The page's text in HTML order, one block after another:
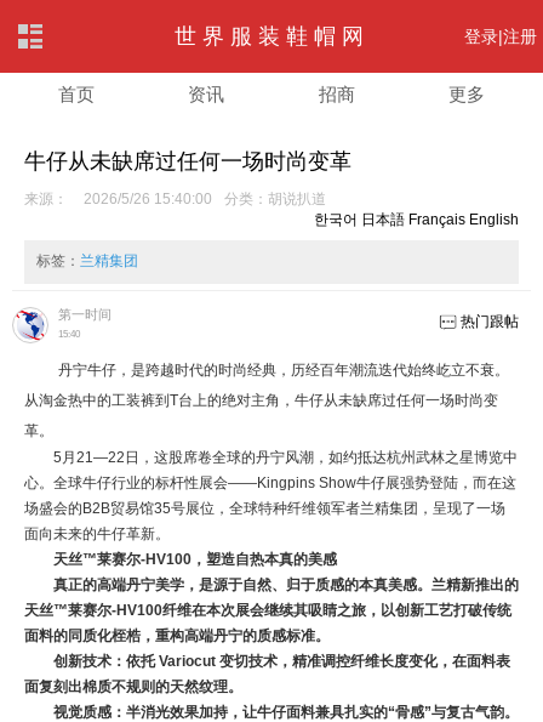
世界服装鞋帽网 登录|注册
首页 资讯 招商 更多
牛仔从未缺席过任何一场时尚变革
来源： 2026/5/26 15:40:00 分类： 胡说扒道
한국어 日本語 Français English
标签： 兰精集团
第一时间
15:40
热门跟帖
丹宁牛仔，是跨越时代的时尚经典，历经百年潮流迭代始终屹立不衰。
从淘金热中的工装裤到T台上的绝对主角，牛仔从未缺席过任何一场时尚变
革。
5月21—22日，这股席卷全球的丹宁风潮，如约抵达杭州武林之星博览中
心。全球牛仔行业的标杆性展会——Kingpins Show牛仔展强势登陆，而在这
场盛会的B2B贸易馆35号展位，全球特种纤维领军者兰精集团，呈现了一场
面向未来的牛仔革新。
天丝™莱赛尔-HV100，塑造自热本真的美感
真正的高端丹宁美学，是源于自然、归于质感的本真美感。兰精新推出的
天丝™莱赛尔-HV100纤维在本次展会继续其吸睛之旅，以创新工艺打破传统
面料的同质化桎梏，重构高端丹宁的质感标准。
创新技术：依托 Variocut 变切技术，精准调控纤维长度变化，在面料表
面复刻出棉质不规则的天然纹理。
视觉质感：半消光效果加持，让牛仔面料兼具扎实的“骨感”与复古气韵。